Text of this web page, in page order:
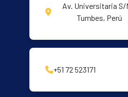
Av. Universitaria S/
Tumbes, Perú
+51 72 523171